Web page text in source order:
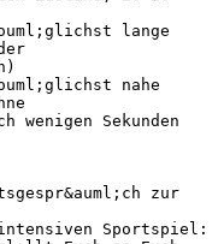
lange
nahe
wenigen Sekunden
zur
Sportspiel: